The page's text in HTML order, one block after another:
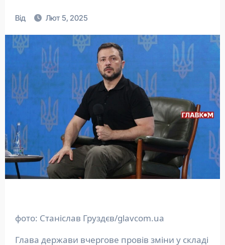
Від Лют 5, 2025
фото: Станіслав Груздєв/glavcom.ua
Глава держави вчергове провів зміни у складі